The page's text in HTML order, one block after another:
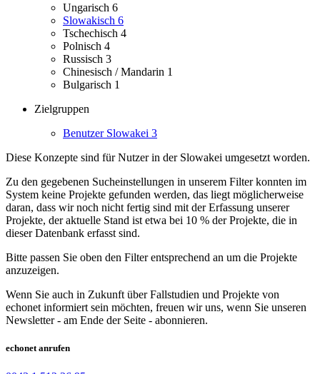
Ungarisch 6
Slowakisch 6
Tschechisch 4
Polnisch 4
Russisch 3
Chinesisch / Mandarin 1
Bulgarisch 1
Zielgruppen
Benutzer Slowakei 3
Diese Konzepte sind für Nutzer in der Slowakei umgesetzt worden.
Zu den gegebenen Sucheinstellungen in unserem Filter konnten im
System keine Projekte gefunden werden, das liegt möglicherweise
daran, dass wir noch nicht fertig sind mit der Erfassung unserer
Projekte, der aktuelle Stand ist etwa bei 10 % der Projekte, die in
dieser Datenbank erfasst sind.
Bitte passen Sie oben den Filter entsprechend an um die Projekte
anzuzeigen.
Wenn Sie auch in Zukunft über Fallstudien und Projekte von
echonet informiert sein möchten, freuen wir uns, wenn Sie unseren
Newsletter - am Ende der Seite - abonnieren.
echonet anrufen